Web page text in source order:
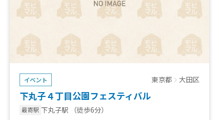
イベント 東京都 大田区
下丸子４丁目公園フェスティバル
最寄駅 下丸子駅
（徒歩6分）